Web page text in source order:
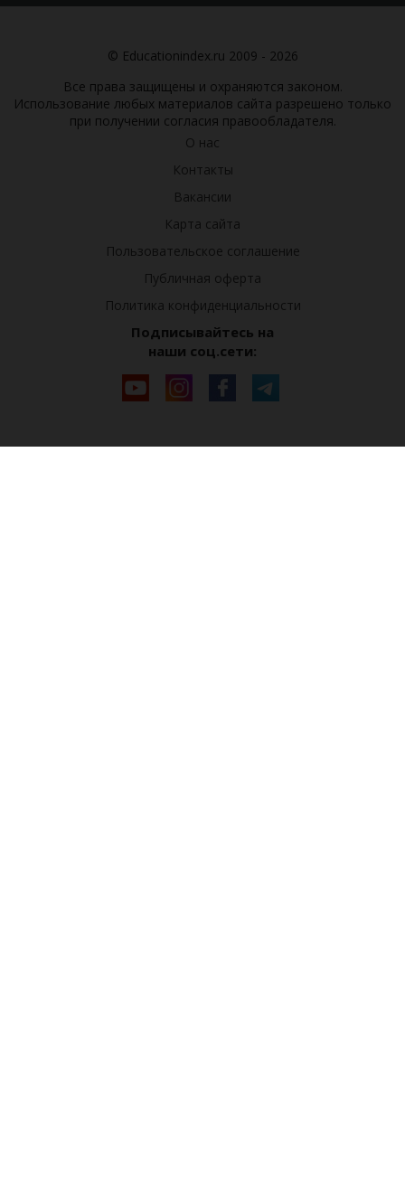
© Educationindex.ru 2009 - 2026
Все права защищены и охраняются законом.
Использование любых материалов сайта разрешено только
при получении согласия правообладателя.
О нас
Контакты
Вакансии
Карта сайта
Пользовательское соглашение
Публичная оферта
Политика конфиденциальности
Подписывайтесь на
наши соц.сети: